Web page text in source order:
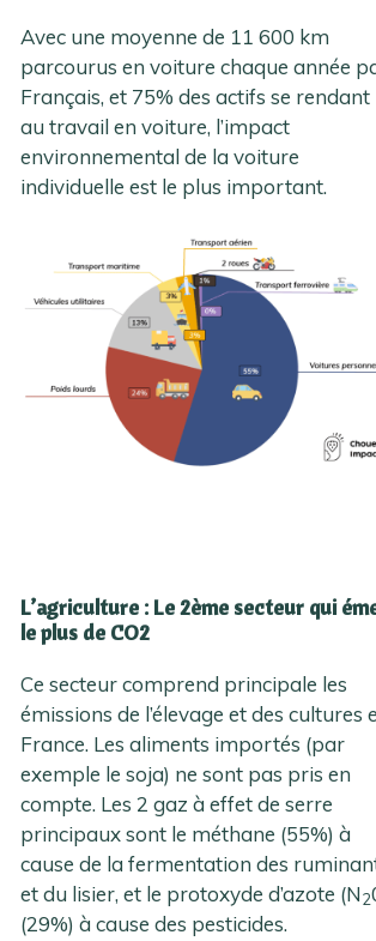
Avec une moyenne de 11 600 km
parcourus en voiture chaque année
Français, et 75% des actifs se rendant
au travail en voiture, l’impact
environnemental de la voiture
individuelle est le plus important.
L’agriculture : Le 2ème secteur qui
le plus de CO2
Ce secteur comprend principale les
émissions de l’élevage et des cultures
France. Les aliments importés (par
exemple le soja) ne sont pas pris en
compte. Les 2 gaz à effet de serre
principaux sont le méthane (55%) à
cause de la fermentation des
et du lisier, et le protoxyde d’azote (N2
(29%) à cause des pesticides.